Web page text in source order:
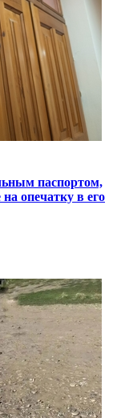
паспортом,
опечатку в его